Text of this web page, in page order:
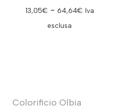
13,05€ - 64,64€ Iva
esclusa
Colorificio Olbia